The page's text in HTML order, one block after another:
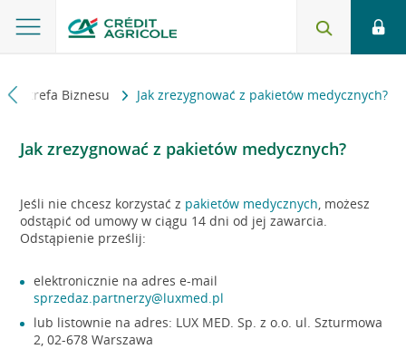
Strefa Biznesu Jak zrezygnować z pakietów medycznych?
Jak zrezygnować z pakietów medycznych?
Jeśli nie chcesz korzystać z pakietów medycznych, możesz
odstąpić od umowy w ciągu 14 dni od jej zawarcia.
Odstąpienie prześlij:
elektronicznie na adres e-mail
sprzedaz.partnerzy@luxmed.pl
lub listownie na adres: LUX MED. Sp. z o.o. ul. Szturmowa
2, 02-678 Warszawa